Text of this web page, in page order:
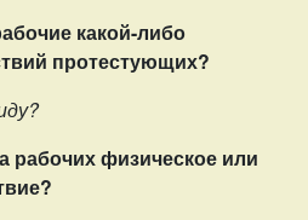
какой-либо
протестующих?
рабочих физическое или